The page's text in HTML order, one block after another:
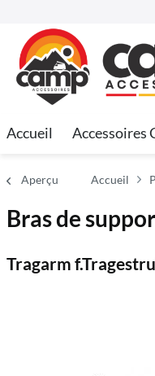
Accueil Accessoires
Aperçu Accueil
Bras de
Tragarm